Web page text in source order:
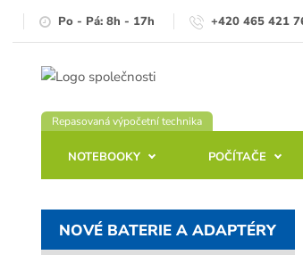
Po - Pá: 8h - 17h +420 465 421
Repasovaná výpočetní technika
NOTEBOOKY POČÍTAČE
NOVÉ BATERIE A ADAPTÉRY